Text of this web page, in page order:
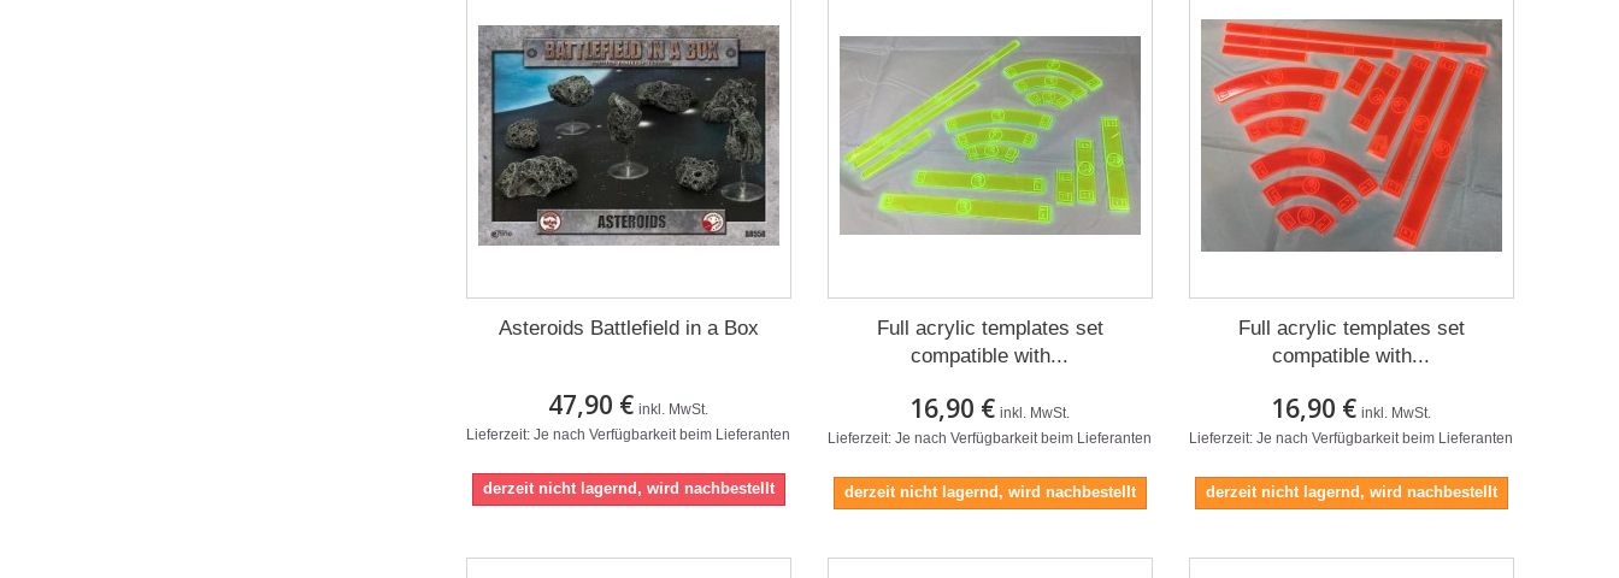
Asteroids Battlefield in a Box
47,90 € inkl. MwSt.
Lieferzeit: Je nach Verfügbarkeit beim Lieferanten
derzeit nicht lagernd, wird nachbestellt
Full acrylic templates set
compatible with...
16,90 € inkl. MwSt.
Lieferzeit: Je nach Verfügbarkeit beim Lieferanten
derzeit nicht lagernd, wird nachbestellt
Full acrylic templates set
compatible with...
16,90 € inkl. MwSt.
Lieferzeit: Je nach Verfügbarkeit beim Lieferanten
derzeit nicht lagernd, wird nachbestellt